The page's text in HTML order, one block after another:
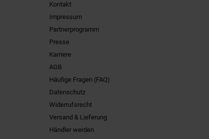
Kontakt
Impressum
Partnerprogramm
Presse
Karriere
AGB
Häufige Fragen (FAQ)
Datenschutz
Widerrufsrecht
Versand & Lieferung
Händler werden